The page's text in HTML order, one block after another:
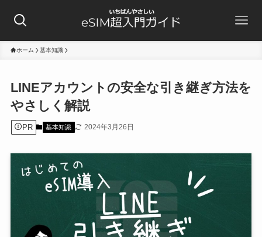
ホーム 基本知識
LINEアカウントの安全な引き継ぎ方法を
やさしく解説
PR 基本知識 2024年3月26日